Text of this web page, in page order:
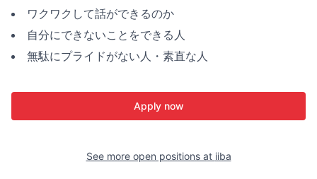
ワクワクして話ができるのか
自分にできないことをできる人
無駄にプライドがない人・素直な人
Apply now
See more open positions at iiba